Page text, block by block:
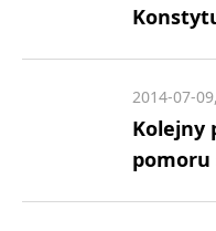
Kolejny
pomoru
2014-07-